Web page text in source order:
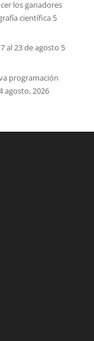
los ganadores
científica 5
al 23 de agosto 5
programación
agosto, 2026